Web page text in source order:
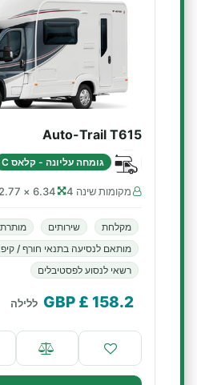
Auto-Trail T615
גומחה עליונה - קלאס C
מקומות שינה 4 6.34 × 2.77 m
מקלחת שירותים
מותאם לנסיעה בתנאי חורף /
רשאי לנסוע לפסטיבלים
158.2
£ GBP ללילה